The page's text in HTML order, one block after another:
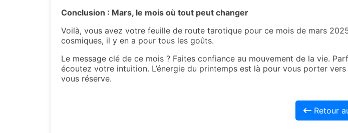
Conclusion : Mars, le mois où tout peut changer
Voilà, vous avez votre feuille de route tarotique pour ce mois de mars
cosmiques, il y en a pour tous les goûts.
Le message clé de ce mois ? Faites confiance au mouvement de la vie.
écoutez votre intuition. L’énergie du printemps est là pour vous porter
vous réserve.
Retour